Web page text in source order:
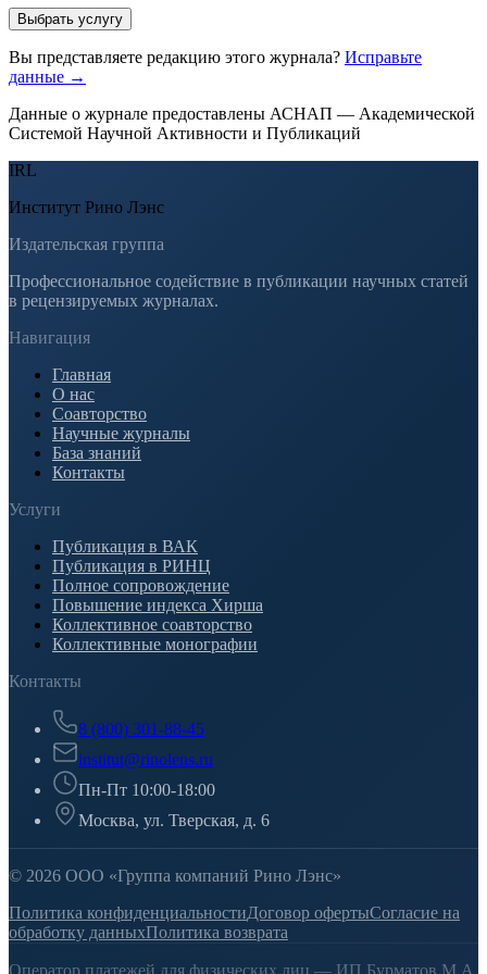
Выбрать услугу
Вы представляете редакцию этого журнала? Исправьте
данные →
Данные о журнале предоставлены АСНАП — Академической
Системой Научной Активности и Публикаций
IRL
Институт Рино Лэнс
Издательская группа
Профессиональное содействие в публикации научных статей
в рецензируемых журналах.
Навигация
Главная
О нас
Соавторство
Научные журналы
База знаний
Контакты
Услуги
Публикация в ВАК
Публикация в РИНЦ
Полное сопровождение
Повышение индекса Хирша
Коллективное соавторство
Коллективные монографии
Контакты
8 (800) 301-88-45
institut@rinolens.ru
Пн-Пт 10:00-18:00
Москва, ул. Тверская, д. 6
© 2026 ООО «Группа компаний Рино Лэнс»
Политика конфиденциальностиДоговор офертыСогласие на
обработку данныхПолитика возврата